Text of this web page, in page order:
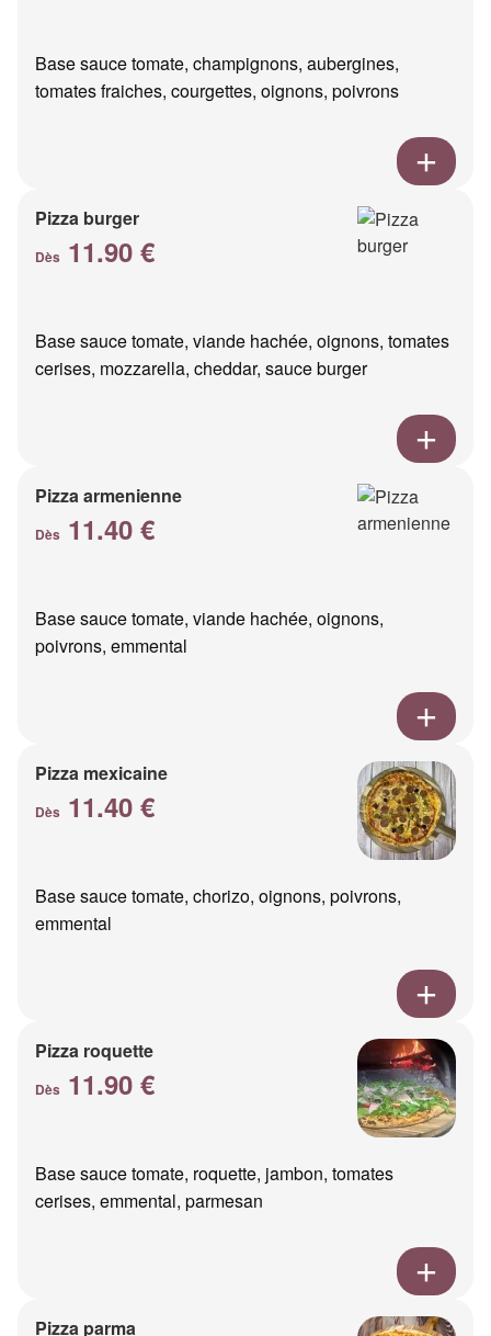
Base sauce tomate, champignons, aubergines,
tomates fraiches, courgettes, oignons, poivrons
Pizza burger
Dès 11.90 €
Base sauce tomate, viande hachée, oignons, tomates
cerises, mozzarella, cheddar, sauce burger
Pizza armenienne
Dès 11.40 €
Base sauce tomate, viande hachée, oignons,
poivrons, emmental
Pizza mexicaine
Dès 11.40 €
Base sauce tomate, chorizo, oignons, poivrons,
emmental
Pizza roquette
Dès 11.90 €
Base sauce tomate, roquette, jambon, tomates
cerises, emmental, parmesan
Pizza parma